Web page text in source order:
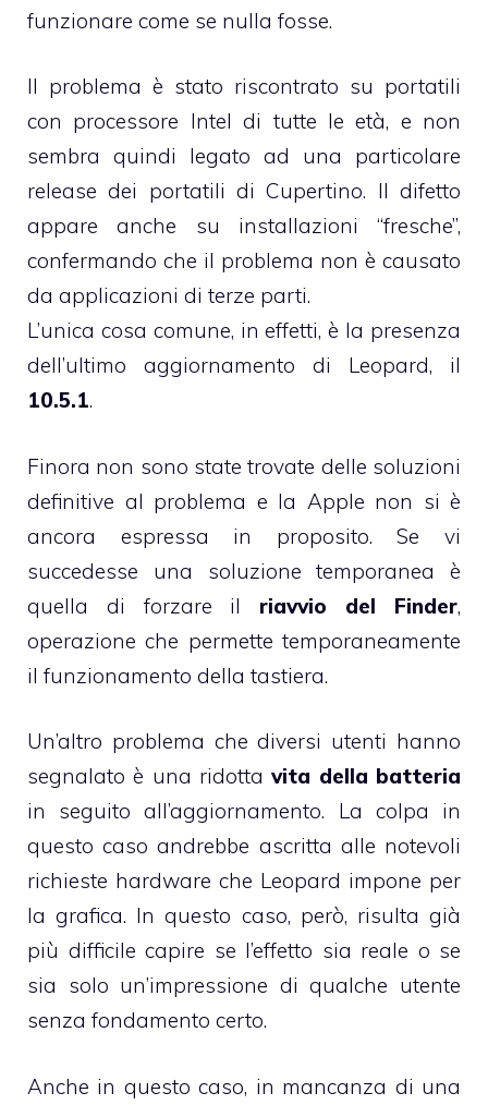
funzionare come se nulla fosse.
Il problema è stato riscontrato su portatili
con processore Intel di tutte le età, e non
sembra quindi legato ad una particolare
release dei portatili di Cupertino. Il difetto
appare anche su installazioni “fresche”,
confermando che il problema non è causato
da applicazioni di terze parti.
L’unica cosa comune, in effetti, è la presenza
dell’ultimo aggiornamento di Leopard, il
10.5.1.
Finora non sono state trovate delle soluzioni
definitive al problema e la Apple non si è
ancora espressa in proposito. Se vi
succedesse una soluzione temporanea è
quella di forzare il riavvio del Finder,
operazione che permette temporaneamente
il funzionamento della tastiera.
Un’altro problema che diversi utenti hanno
segnalato è una ridottavita della batteria
in seguito all’aggiornamento. La colpa in
questo caso andrebbe ascritta alle notevoli
richieste hardware che Leopard impone per
la grafica. In questo caso, però, risulta già
più difficile capire se l’effetto sia reale o se
sia solo un’impressione di qualche utente
senza fondamento certo.
Anche in questo caso, in mancanza di una